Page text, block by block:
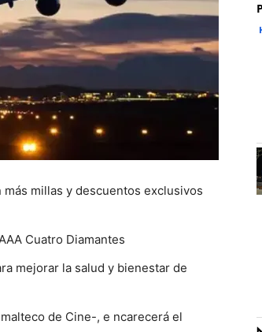
millas y descuentos exclusivos
Cuatro Diamantes
mejorar la salud y bienestar de
de Cine-, e ncarecerá el